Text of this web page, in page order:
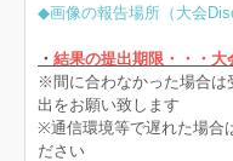
◆画像の報告場所 （大会
・ 結果の提出期限・・・大
※間に合わなかった場合は
出をお願い致します
※通信環境等で遅れた場合
ださい